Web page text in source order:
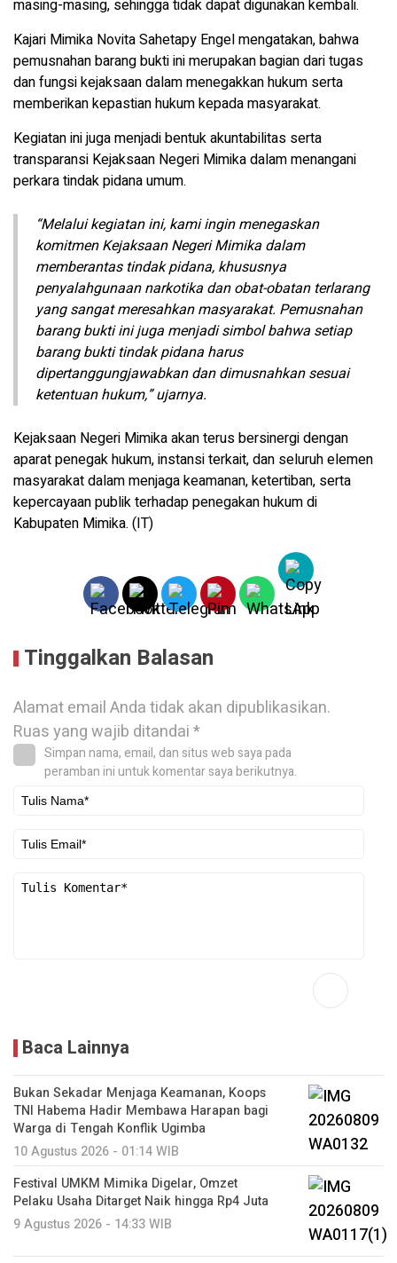
masing-masing, sehingga tidak dapat digunakan kembali.
Kajari Mimika Novita Sahetapy Engel mengatakan, bahwa
pemusnahan barang bukti ini merupakan bagian dari tugas
dan fungsi kejaksaan dalam menegakkan hukum serta
memberikan kepastian hukum kepada masyarakat.
Kegiatan ini juga menjadi bentuk akuntabilitas serta
transparansi Kejaksaan Negeri Mimika dalam menangani
perkara tindak pidana umum.
“Melalui kegiatan ini, kami ingin menegaskan
komitmen Kejaksaan Negeri Mimika dalam
memberantas tindak pidana, khususnya
penyalahgunaan narkotika dan obat-obatan terlarang
yang sangat meresahkan masyarakat. Pemusnahan
barang bukti ini juga menjadi simbol bahwa setiap
barang bukti tindak pidana harus
dipertanggungjawabkan dan dimusnahkan sesuai
ketentuan hukum,” ujarnya.
Kejaksaan Negeri Mimika akan terus bersinergi dengan
aparat penegak hukum, instansi terkait, dan seluruh elemen
masyarakat dalam menjaga keamanan, ketertiban, serta
kepercayaan publik terhadap penegakan hukum di
Kabupaten Mimika. (IT)
Tinggalkan Balasan
Alamat email Anda tidak akan dipublikasikan.
Ruas yang wajib ditandai*
Simpan nama, email, dan situs web saya pada
peramban ini untuk komentar saya berikutnya.
Baca Lainnya
Bukan Sekadar Menjaga Keamanan, Koops
TNI Habema Hadir Membawa Harapan bagi
Warga di Tengah Konflik Ugimba
10 Agustus 2026 - 01:14 WIB
Festival UMKM Mimika Digelar, Omzet
Pelaku Usaha Ditarget Naik hingga Rp4 Juta
9 Agustus 2026 - 14:33 WIB